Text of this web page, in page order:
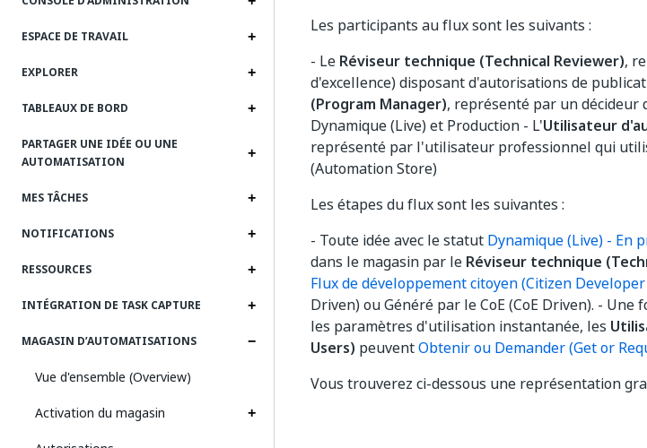
ESPACE DE TRAVAIL
EXPLORER
TABLEAUX DE BORD
PARTAGER UNE IDÉE OU UNE
AUTOMATISATION
MES TÂCHES
NOTIFICATIONS
RESSOURCES
INTÉGRATION DE TASK CAPTURE
MAGASIN D’AUTOMATISATIONS
Vue d'ensemble (Overview)
Activation du magasin
Les participants au flux sont les suivants :
- Le Réviseur technique (Technical Reviewer),
d'excellence) disposant d'autorisations de
(Program Manager), représenté par un décideur
Dynamique (Live) et Production - L'Utilisateur
représenté par l'utilisateur professionnel qui
(Automation Store)
Les étapes du flux sont les suivantes :
- Toute idée avec le statut Dynamique (Live) - En
dans le magasin par le Réviseur technique
Flux de développement citoyen (Citizen
Driven) ou Généré par le CoE (CoE Driven). -
les paramètres d'utilisation instantanée, les
Users) peuventObtenir ou Demander (Get or
Vous trouverez ci-dessous une représentation